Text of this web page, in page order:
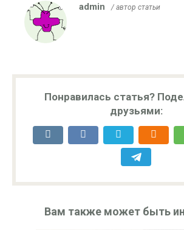
admin / автор статьи
Понравилась статья?
друзьями:
Вам также может быть